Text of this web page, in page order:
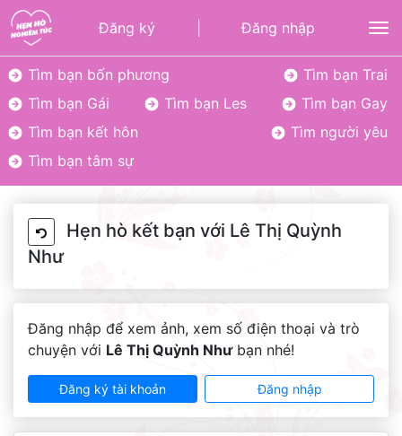
Đăng ký Đăng nhập
Tìm bạn bốn phương
Tìm bạn Trai
Tìm bạn Gái
Tìm bạn Les
Tìm bạn Gay
Tìm bạn kết hôn
Tìm người yêu
Tìm bạn tâm sự
Hẹn hò kết bạn với Lê Thị Quỳnh
Như
Đăng nhập để xem ảnh, xem số điện thoại và trò
chuyện với Lê Thị Quỳnh Nhưbạn nhé!
Đăng ký tài khoản Đăng nhập